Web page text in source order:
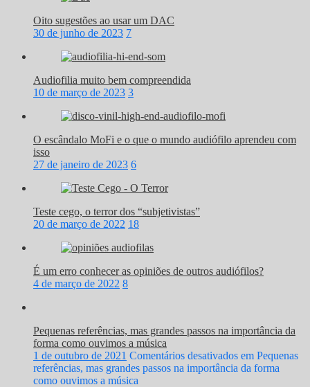
Oito sugestões ao usar um DAC
30 de junho de 2023 7
Audiofilia muito bem compreendida
10 de março de 2023 3
O escândalo MoFi e o que o mundo audiófilo aprendeu com
isso
27 de janeiro de 2023 6
Teste cego, o terror dos “subjetivistas”
20 de março de 2022 18
É um erro conhecer as opiniões de outros audiófilos?
4 de março de 2022 8
Pequenas referências, mas grandes passos na importância da
forma como ouvimos a música
1 de outubro de 2021 Comentários desativados em Pequenas
referências, mas grandes passos na importância da forma
como ouvimos a música